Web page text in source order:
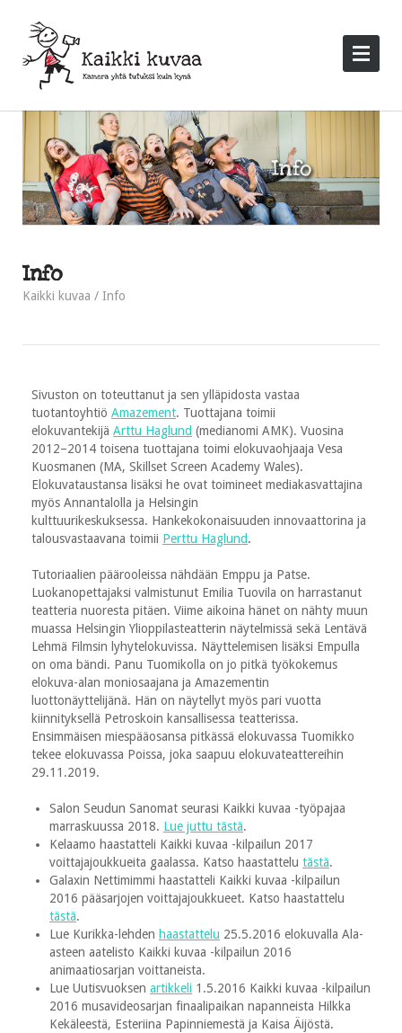
Info
Kaikki kuvaa Info
Sivuston on toteuttanut ja sen ylläpidosta vastaa
tuotantoyhtiö Amazement. Tuottajana toimii
elokuvantekijä Arttu Haglund (medianomi AMK). Vuosina
2012–2014 toisena tuottajana toimi elokuvaohjaaja Vesa
Kuosmanen (MA, Skillset Screen Academy Wales).
Elokuvataustansa lisäksi he ovat toimineet mediakasvattajina
myös Annantalolla ja Helsingin
kulttuurikeskuksessa. Hankekokonaisuuden innovaattorina ja
talousvastaavana toimii Perttu Haglund.
Tutoriaalien päärooleissa nähdään Emppu ja Patse.
Luokanopettajaksi valmistunut Emilia Tuovila on harrastanut
teatteria nuoresta pitäen. Viime aikoina hänet on nähty muun
muassa Helsingin Ylioppilasteatterin näytelmissä sekä Lentävä
Lehmä Filmsin lyhytelokuvissa. Näyttelemisen lisäksi Empulla
on oma bändi. Panu Tuomikolla on jo pitkä työkokemus
elokuva-alan moniosaajana ja Amazementin
luottonäyttelijänä. Hän on näytellyt myös pari vuotta
kiinnityksellä Petroskoin kansallisessa teatterissa.
Ensimmäisen miespääosansa pitkässä elokuvassa Tuomikko
tekee elokuvassa Poissa, joka saapuu elokuvateattereihin
29.11.2019.
Salon Seudun Sanomat seurasi Kaikki kuvaa -työpajaa
marraskuussa 2018. Lue juttu tästä.
Kelaamo haastatteli Kaikki kuvaa -kilpailun 2017
voittajajoukkueita gaalassa. Katso haastattelu tästä.
Galaxin Nettimimmi haastatteli Kaikki kuvaa -kilpailun
2016 pääsarjojen voittajajoukkueet. Katso haastattelu
tästä.
Lue Kurikka-lehden haastattelu 25.5.2016 elokuvalla Ala-
asteen aatelisto Kaikki kuvaa -kilpailun 2016
animaatiosarjan voittaneista.
Lue Uutisvuoksen artikkeli 1.5.2016 Kaikki kuvaa -kilpailun
2016 musavideosarjan finaalipaikan napanneista Hilkka
Kekäleestä, Esteriina Papinniemestä ja Kaisa Äijöstä.